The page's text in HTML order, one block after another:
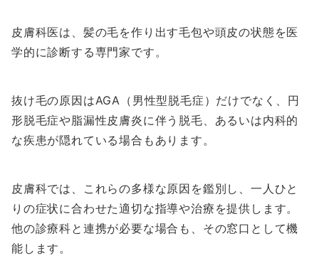
皮膚科医は、髪の毛を作り出す毛包や頭皮の状態を医
学的に診断する専門家です。
抜け毛の原因はAGA（男性型脱毛症）だけでなく、円
形脱毛症や脂漏性皮膚炎に伴う脱毛、あるいは内科的
な疾患が隠れている場合もあります。
皮膚科では、これらの多様な原因を鑑別し、一人ひと
りの症状に合わせた適切な指導や治療を提供します。
他の診療科と連携が必要な場合も、その窓口として機
能します。